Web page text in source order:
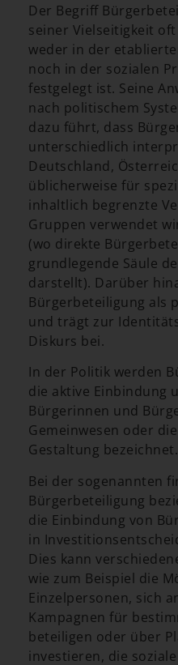
Der Begriff
seiner Vielseitigkeit
weder in der
noch in der sozialen
festgelegt ist. Seine
nach politischem
dazu führt, dass
unterschiedlich
Deutschland,
üblicherweise für
inhaltlich begrenzte
Gruppen verwendet
(wo direkte
grundlegende Säule
darstellt). Darüber
Bürgerbeteiligung als
und trägt zur
Diskurs bei.
In der Politik werden
die aktive Einbindung
Bürgerinnen und
Gemeinwesen oder
Gestaltung bezeichnet.
Bei der sogenannten
Bürgerbeteiligung
die Einbindung von
in
Dies kann
wie zum Beispiel die
Einzelpersonen, sich
Kampagnen für
beteiligen oder über
investieren, die